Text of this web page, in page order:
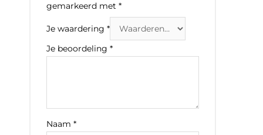
gemarkeerd met*
Je waardering*
Je beoordeling*
Naam*